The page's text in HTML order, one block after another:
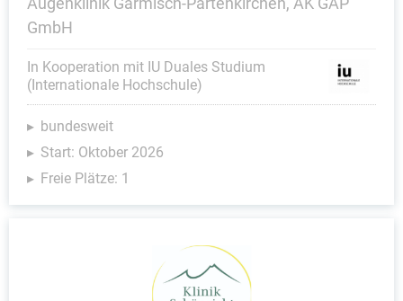
GmbH
In Kooperation mit IU Duales Studium
(Internationale Hochschule)
bundesweit
Start: Oktober 2026
Freie Plätze: 1